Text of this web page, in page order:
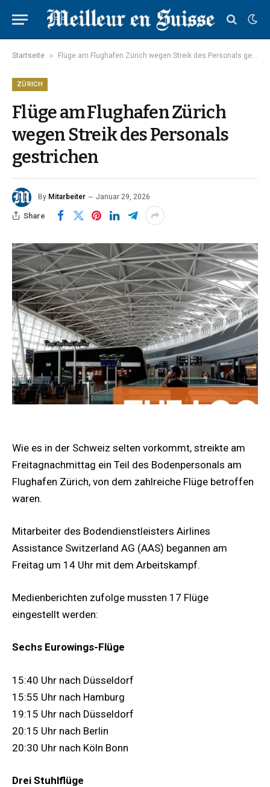
Startseite » Flüge am Flughafen Zürich wegen Streik des Personals gestrichen
ZÜRICH
Flüge am Flughafen Zürich
wegen Streik des Personals
gestrichen
By Mitarbeiter Januar 29, 2026
Share
Wie es in der Schweiz selten vorkommt, streikte am
Freitagnachmittag ein Teil des Bodenpersonals am
Flughafen Zürich, von dem zahlreiche Flüge betroffen
waren.
Mitarbeiter des Bodendienstleisters Airlines
Assistance Switzerland AG (AAS) begannen am
Freitag um 14 Uhr mit dem Arbeitskampf.
Medienberichten zufolge mussten 17 Flüge
eingestellt werden:
Sechs Eurowings-Flüge
15:40 Uhr nach Düsseldorf
15:55 Uhr nach Hamburg
19:15 Uhr nach Düsseldorf
20:15 Uhr nach Berlin
20:30 Uhr nach Köln Bonn
Drei Stuhlflüge